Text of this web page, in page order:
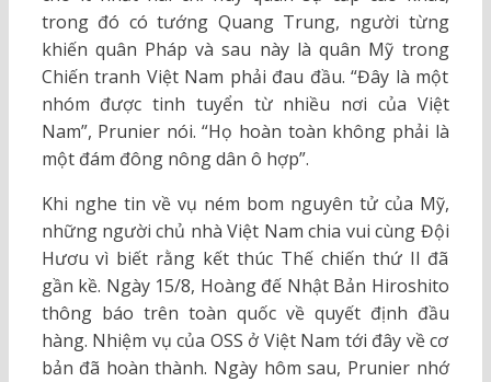
trong đó có tướng Quang Trung, người từng
khiến quân Pháp và sau này là quân Mỹ trong
Chiến tranh Việt Nam phải đau đầu. “Đây là một
nhóm được tinh tuyển từ nhiều nơi của Việt
Nam”, Prunier nói. “Họ hoàn toàn không phải là
một đám đông nông dân ô hợp”.
Khi nghe tin về vụ ném bom nguyên tử của Mỹ,
những người chủ nhà Việt Nam chia vui cùng Đội
Hươu vì biết rằng kết thúc Thế chiến thứ II đã
gần kề. Ngày 15/8, Hoàng đế Nhật Bản Hiroshito
thông báo trên toàn quốc về quyết định đầu
hàng. Nhiệm vụ của OSS ở Việt Nam tới đây về cơ
bản đã hoàn thành. Ngày hôm sau, Prunier nhớ